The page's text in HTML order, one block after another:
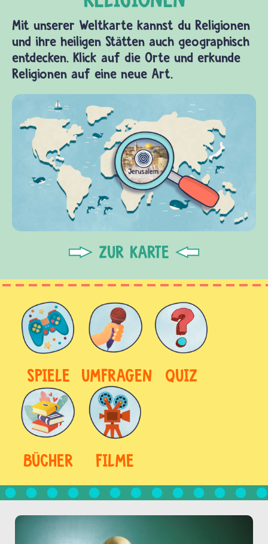
Mit unserer Weltkarte kannst du Religionen
und ihre heiligen Stätten auch geographisch
entdecken. Klick auf die Orte und erkunde
Religionen auf eine neue Art.
ZUR KARTE
SPIELE UMFRAGEN QUIZ
BÜCHER FILME